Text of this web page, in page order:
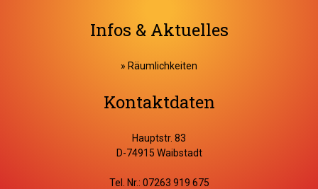
Infos & Aktuelles
» Räumlichkeiten
Kontaktdaten
Hauptstr. 83
D-74915 Waibstadt
Tel. Nr.: 07263 919 675